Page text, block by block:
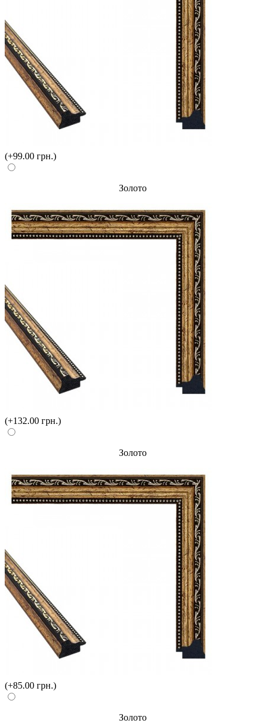
(+99.00 грн.)
Золото
(+132.00 грн.)
Золото
(+85.00 грн.)
Золото